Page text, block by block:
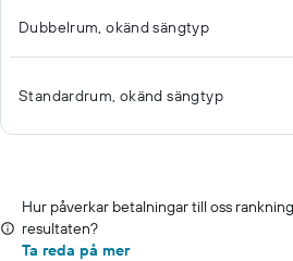
Dubbelrum, okänd sängtyp
Standardrum, okänd sängtyp
Hur påverkar betalningar till oss
resultaten?
Ta reda på mer